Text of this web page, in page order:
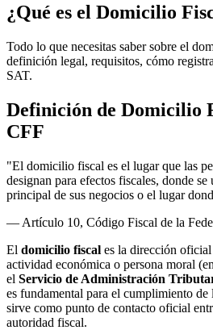
¿Qué es el Domicilio
Todo lo que necesitas saber sobre el
definición legal, requisitos, cómo
SAT.
Definición de Domicilio
CFF
"El domicilio fiscal es el lugar que las
designan para efectos fiscales, donde
principal de sus negocios o el lugar
— Artículo 10, Código Fiscal de la
El domicilio fiscal es la dirección
actividad económica o persona moral
el Servicio de Administración
es fundamental para el cumplimiento
sirve como punto de contacto oficial
autoridad fiscal.